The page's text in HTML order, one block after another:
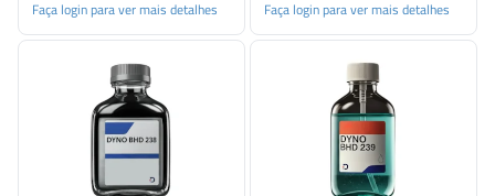
Faça login para ver mais detalhes Faça login para ver mais detalhes